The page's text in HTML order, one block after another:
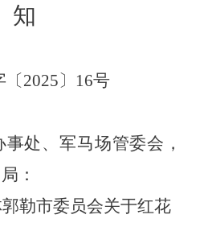
知
〔2025〕 16号
处、军马场管委会，
：
勒市委员会关于红花